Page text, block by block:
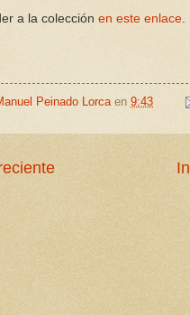
a la colección en este enlace
Peinado Lorca en 9:43